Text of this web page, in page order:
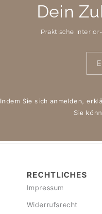
Dein
Praktische
Indem Sie sich anmelden,
Sie
RECHTLICHES
Impressum
Widerrufsrecht